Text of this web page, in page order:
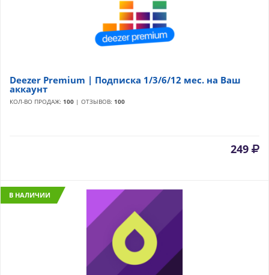
Deezer Premium | Подписка 1/3/6/12 мес. на Ваш
аккаунт
КОЛ-ВО ПРОДАЖ: 100 | ОТЗЫВОВ: 100
249
В НАЛИЧИИ